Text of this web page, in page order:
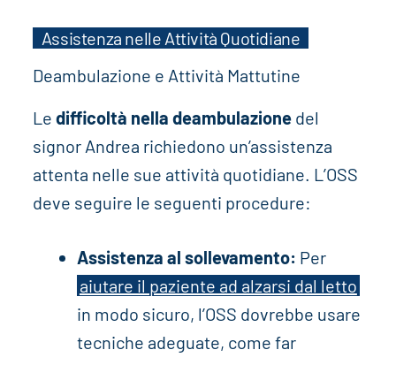
Assistenza nelle Attività Quotidiane
Deambulazione e Attività Mattutine
Le difficoltà nella deambulazionedel
signor Andrea richiedono un’assistenza
attenta nelle sue attività quotidiane. L’OSS
deve seguire le seguenti procedure:
Assistenza al sollevamento: Per
aiutare il paziente ad alzarsi dal letto
in modo sicuro, l’OSS dovrebbe usare
tecniche adeguate, come far